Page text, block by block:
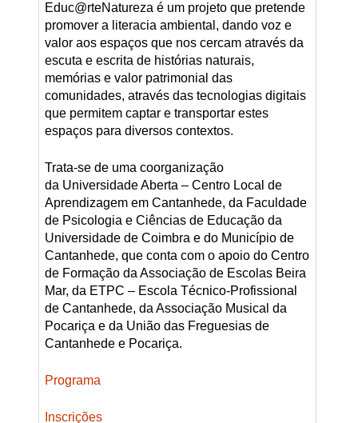
Educ@rteNatureza é um projeto que pretende
promover a literacia ambiental, dando voz e
valor aos espaços que nos cercam através da
escuta e escrita de histórias naturais,
memórias e valor patrimonial das
comunidades, através das tecnologias digitais
que permitem captar e transportar estes
espaços para diversos contextos.
Trata-se de uma coorganização
da Universidade Aberta – Centro Local de
Aprendizagem em Cantanhede, da Faculdade
de Psicologia e Ciências de Educação da
Universidade de Coimbra e do Município de
Cantanhede, que conta com o apoio do Centro
de Formação da Associação de Escolas Beira
Mar, da ETPC – Escola Técnico-Profissional
de Cantanhede, da Associação Musical da
Pocariça e da União das Freguesias de
Cantanhede e Pocariça.
Programa
Inscrições